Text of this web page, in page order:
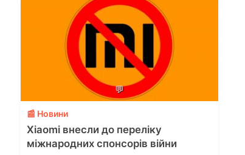
💬
📰 Новини
Xiaomi внесли до переліку
міжнародних спонсорів війни